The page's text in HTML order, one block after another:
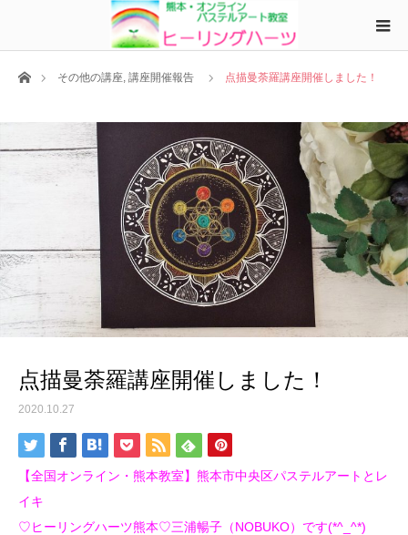
ホームその他の講座, 講座開催報告 点描曼荼羅講座開催しました！
点描曼荼羅講座開催しました！
2020.10.27
【全国オンライン・熊本教室】熊本市中央区パステルアートとレ
イキ
♡ヒーリングハーツ熊本♡三浦暢子（NOBUKO）です(*^_^*)